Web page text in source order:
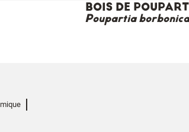
BOIS DE POUPART
Poupartia borbonica